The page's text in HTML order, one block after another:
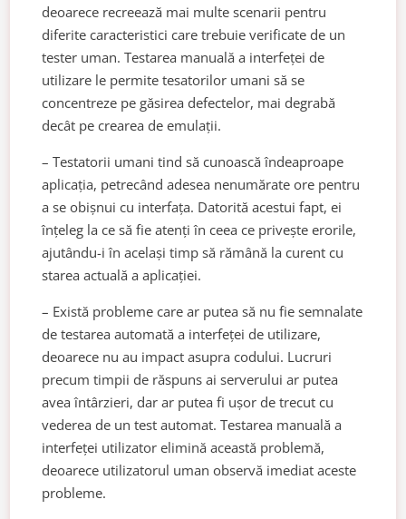
deoarece recreează mai multe scenarii pentru
diferite caracteristici care trebuie verificate de un
tester uman. Testarea manuală a interfeței de
utilizare le permite tesatorilor umani să se
concentreze pe găsirea defectelor, mai degrabă
decât pe crearea de emulații.
– Testatorii umani tind să cunoască îndeaproape
aplicația, petrecând adesea nenumărate ore pentru
a se obișnui cu interfața. Datorită acestui fapt, ei
înțeleg la ce să fie atenți în ceea ce privește erorile,
ajutându-i în același timp să rămână la curent cu
starea actuală a aplicației.
– Există probleme care ar putea să nu fie semnalate
de testarea automată a interfeței de utilizare,
deoarece nu au impact asupra codului. Lucruri
precum timpii de răspuns ai serverului ar putea
avea întârzieri, dar ar putea fi ușor de trecut cu
vederea de un test automat. Testarea manuală a
interfeței utilizator elimină această problemă,
deoarece utilizatorul uman observă imediat aceste
probleme.